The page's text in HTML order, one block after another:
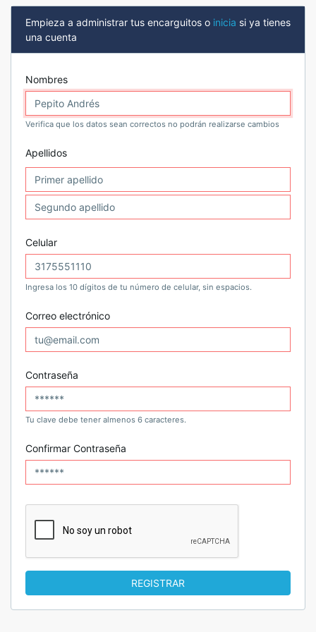
Empieza a administrar tus encarguitos o inicia si ya tienes
una cuenta
Nombres
Verifica que los datos sean correctos no podrán realizarse cambios
Apellidos
Celular
Ingresa los 10 dígitos de tu número de celular, sin espacios.
Correo electrónico
Contraseña
Tu clave debe tener almenos 6 caracteres.
Confirmar Contraseña
REGISTRAR